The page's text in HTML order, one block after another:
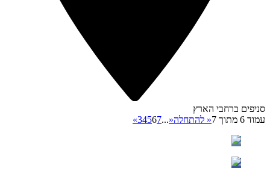
סניפים ברחבי הארץ
עמוד 6 מתוך 7
« להתחלה«
...
34567
»